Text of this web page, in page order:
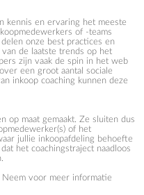
kennis en ervaring het meeste
of -teams
onze best practices en
de laatste trends op het
zijn vaak de spin in het web
een groot aantal sociale
inkoop coaching kunnen deze
op maat gemaakt. Ze sluiten dus
of het
jullie inkoopafdeling behoefte
het coachingstraject naadloos
voor meer informatie